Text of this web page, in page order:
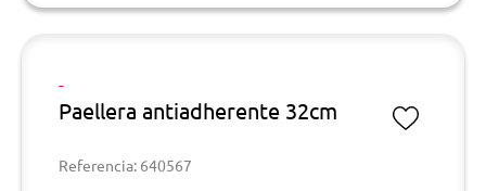
-
Paellera antiadherente 32cm
Referencia: 640567